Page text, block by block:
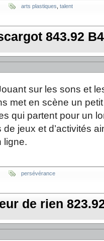
arts plastiques talent
843.92
sur les sons et
met en scène un
qui partent pour un
jeux et d’activités
ligne.
persévérance
de rien